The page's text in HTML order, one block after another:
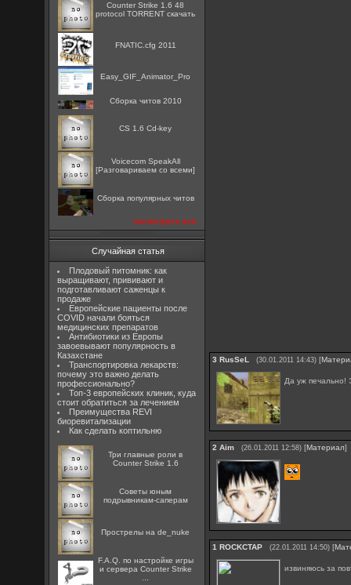
Counter Strike 1.6 48
protocol TORRENT скачать
FNATIC.cfg 2011
Easy_GIF_Animator_Pro
Сборка читов 2010
CS 1.6 Cd-key
Voicecom SpeakAll
[Разговариваем со всеми]
Сборка популярных читов
посмотреть все
Случайная статья
Плодовый питомник: как
выращивают, прививают и
подготавливают саженцы к
продаже
Европейские пациенты после
COVID начали бояться
медицинских препаратов
Антибиотики из Европы
завоевывают популярность в
Казахстане
Транспортировка лекарств:
почему это важно делать
профессионально?
Топ-3 европейских клиник, куда
стоит обратиться за лечением
Преимущества REVI
биоревитализации
Как сделать коптильню
Три главные роли в
Counter Strike 1.6
Советы юным
подрывникам-саперам
Прострелы на de_nuke
F.A.Q. по настройке игры
и сервера Counter Strike
3 RusSeL (30.01.2011 14:43) [
Да уж печально!
2 Aim (26.01.2011 12:58) [Материал]
1 ROCKCTAP (22.01.2011 14:50) [
извиняюсь за